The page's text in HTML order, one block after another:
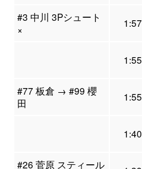
#3 中川 3Pシュート
×
1:57
1:55
#77 板倉 → #99 櫻
田
1:55
1:40
#26 菅原 スティール